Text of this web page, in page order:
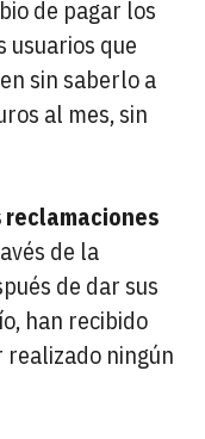
de pagar los
usuarios que
sin saberlo a
al mes, sin
reclamaciones
de la
de dar sus
han recibido
realizado ningún